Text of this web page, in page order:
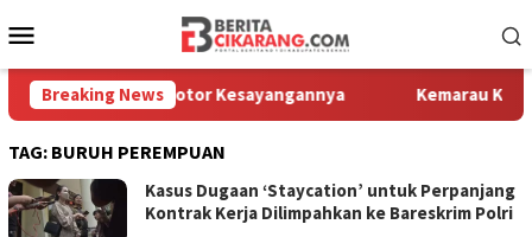
ke
Mobile
Breaking News
Melihat Motor Kesayangannya Kemarau Kian
TAG: BURUH PEREMPUAN
Kasus Dugaan ‘Staycation’ untuk Perpanjang
Kontrak Kerja Dilimpahkan ke Bareskrim Polri